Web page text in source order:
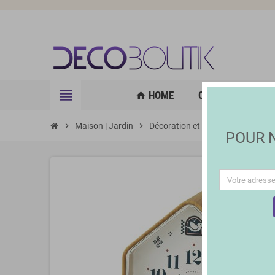
view_headline home HOME CUISINE |
chevron_right Maison | Jardin chevron_right Décoration et Éclairage
POUR